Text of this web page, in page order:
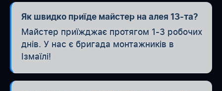
Як швидко приїде майстер на алея 13-та?
Майстер приїжджає протягом 1-3 робочих
днів. У нас є бригада монтажників в
Ізмаїлі!